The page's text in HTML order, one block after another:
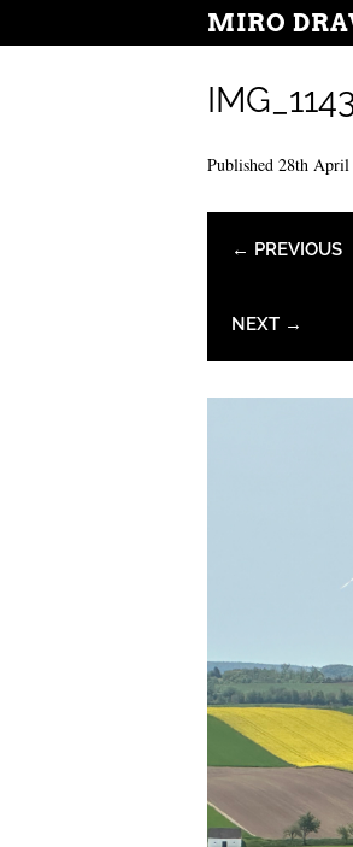
MIRO
Published 28th April
← PREVIOUS
NEXT →